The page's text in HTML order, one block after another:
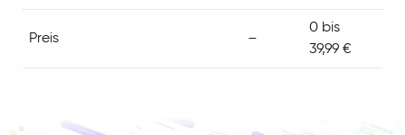
Preis –
0 bis
39,99 €